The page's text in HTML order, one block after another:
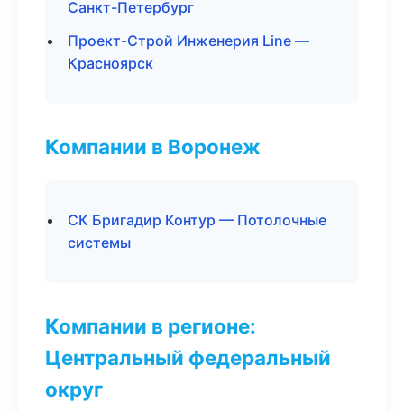
Санкт-Петербург
Проект-Строй Инженерия Line —
Красноярск
Компании в Воронеж
СК Бригадир Контур — Потолочные
системы
Компании в регионе:
Центральный федеральный
округ